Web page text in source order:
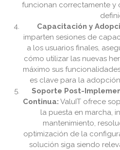
funcionan correctamente y
Capacitación y
imparten sesiones de
a los usuarios finales,
cómo utilizar las nuevas
máximo sus
es clave para la
Soporte Post-
Continua: ValuIT ofrece
la puesta en marcha,
mantenimiento,
optimización de la
solución siga siendo